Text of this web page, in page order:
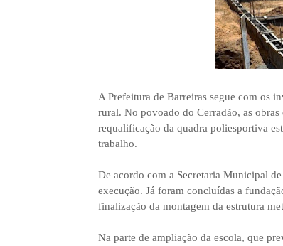
A Prefeitura de Barreiras segue com os
rural. No povoado do Cerradão, as
requalificação da quadra poliesportiva
trabalho.
De acordo com a Secretaria Municipal
execução. Já foram concluídas a
finalização da montagem da estrutura
Na parte de ampliação da escola, que